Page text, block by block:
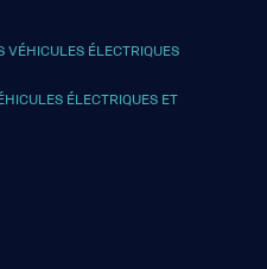
VÉHICULES ÉLECTRIQUES
ÉLECTRIQUES ET